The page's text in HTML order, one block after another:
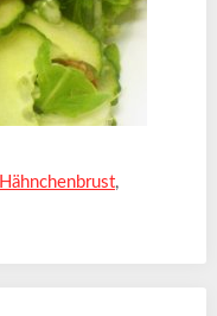
Hähnchenbrust,